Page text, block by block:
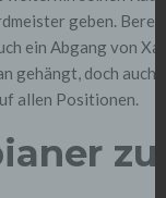
geben.
ein Abgang von
gehängt, doch auch
allen Positionen.